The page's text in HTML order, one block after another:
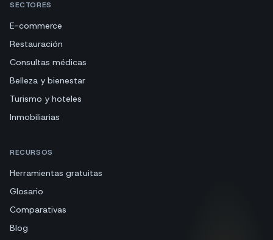
SECTORES
E-commerce
Restauración
Consultas médicas
Belleza y bienestar
Turismo y hoteles
Inmobiliarias
RECURSOS
Herramientas gratuitas
Glosario
Comparativas
Blog